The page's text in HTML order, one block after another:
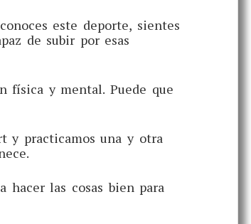
este deporte, sientes
de subir por esas
física y mental. Puede que
y practicamos una y otra
hacer las cosas bien para